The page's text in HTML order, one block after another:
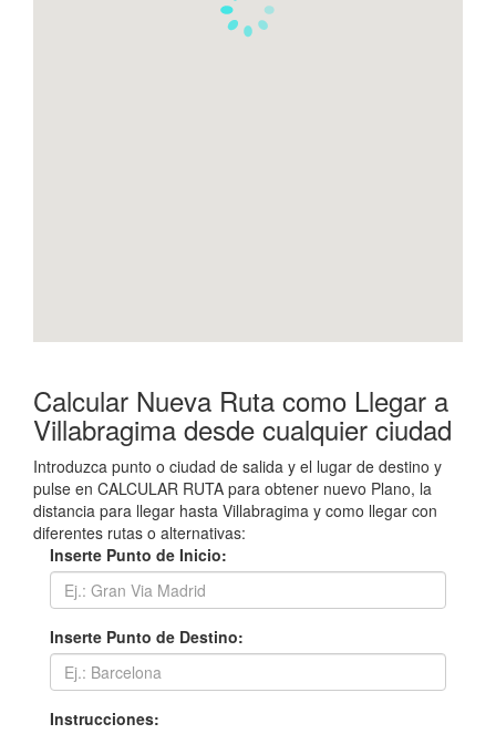
Calcular Nueva Ruta como Llegar a
Villabragima desde cualquier ciudad
Introduzca punto o ciudad de salida y el lugar de destino y
pulse en CALCULAR RUTA para obtener nuevo Plano, la
distancia para llegar hasta Villabragima y como llegar con
diferentes rutas o alternativas:
Inserte Punto de Inicio:
Inserte Punto de Destino:
Instrucciones: